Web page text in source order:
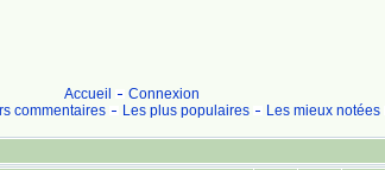
Accueil
Connexion
commentaires Les plus populaires Les mieux notées